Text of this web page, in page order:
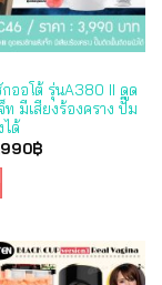
ออโต้ รุ่นA380 II ดูด
ท มีเสียงร้องคราง ปั๊ม
ด้
฿Current